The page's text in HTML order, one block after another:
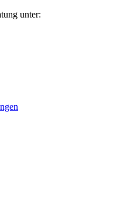
unter: